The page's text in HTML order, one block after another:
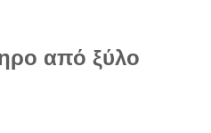
από ξύλο